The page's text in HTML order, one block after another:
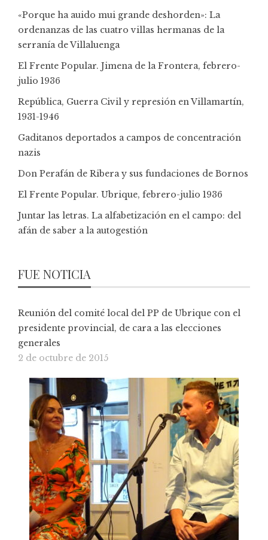
«Porque ha auido mui grande deshorden»: La
ordenanzas de las cuatro villas hermanas de la
serranía de Villaluenga
El Frente Popular. Jimena de la Frontera, febrero-
julio 1936
República, Guerra Civil y represión en Villamartín,
1931-1946
Gaditanos deportados a campos de concentración
nazis
Don Perafán de Ribera y sus fundaciones de Bornos
El Frente Popular. Ubrique, febrero-julio 1936
Juntar las letras. La alfabetización en el campo: del
afán de saber a la autogestión
FUE NOTICIA
Reunión del comité local del PP de Ubrique con el
presidente provincial, de cara a las elecciones
generales
2 de octubre de 2015